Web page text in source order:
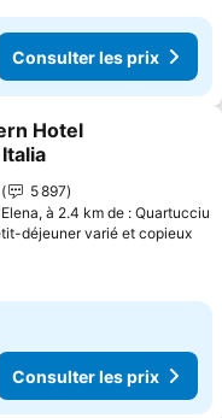
Consulter les prix
à mes favoris
Hotel
prix
5 897
à 2.4 km de : Quartucciu
déjeuner varié et copieux
Consulter les prix